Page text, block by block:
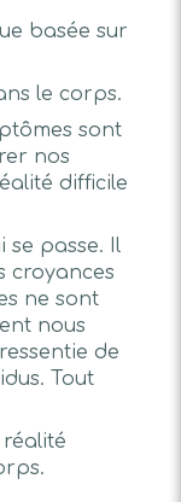
basée sur
le corps.
sont
nos
difficile
se passe. Il
croyances
ne sont
nous
de
Tout